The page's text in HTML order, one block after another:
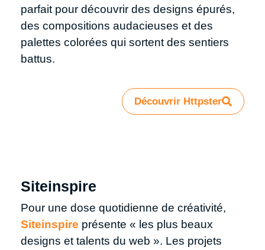
parfait pour découvrir des designs épurés,
des compositions audacieuses et des
palettes colorées qui sortent des sentiers
battus.
Découvrir Httpster​
Siteinspire
Pour une dose quotidienne de créativité,
Siteinspire présente « les plus beaux
designs et talents du web ». Les projets